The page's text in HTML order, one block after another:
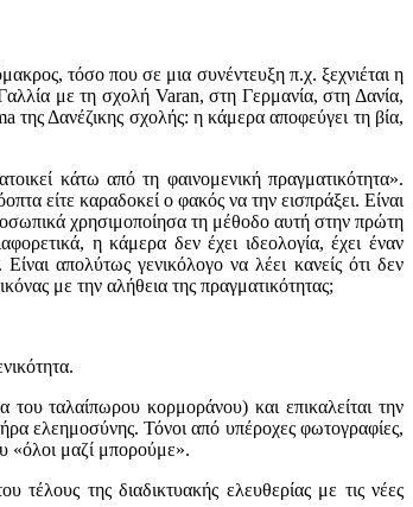
τόσο που σε μια συνέντευξη π.χ. ξεχνιέται η
με τη σχολή Varan, στη Γερμανία, στη Δανία,
Δανέζικης σχολής: η κάμερα αποφεύγει τη βία,
κάτω από τη φαινομενική πραγματικότητα».
είτε καραδοκεί ο φακός να την εισπράξει. Είναι
χρησιμοποίησα τη μέθοδο αυτή στην πρώτη
η κάμερα δεν έχει ιδεολογία, έχει έναν
απολύτως γενικόλογο να λέει κανείς ότι δεν
με την αλήθεια της πραγματικότητας;
του ταλαίπωρου κορμοράνου) και επικαλείται την
ελεημοσύνης. Τόνοι από υπέροχες φωτογραφίες,
«όλοι μαζί μπορούμε».
της διαδικτυακής ελευθερίας με τις νέες